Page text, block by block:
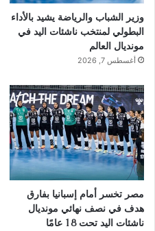
وزير الشباب والرياضة يشيد بالأداء
البطولي لمنتخب ناشئات اليد في
مونديال العالم
أغسطس 7, 2026
مصر تخسر أمام إسبانيا بفارق
هدف في نصف نهائي مونديال
ناشئات اليد تحت 18 عامًا